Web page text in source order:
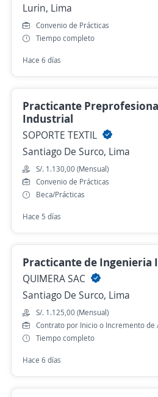
Lurin, Lima
Convenio de Prácticas
Tiempo completo
Hace 6 días
Practicante
Industrial
SOPORTE TEXTIL
Santiago De Surco, Lima
S/. 1.130,00 (Mensual)
Convenio de Prácticas
Beca/Prácticas
Hace 5 días
Practicante de Ingenieria
QUIMERA SAC
Santiago De Surco, Lima
S/. 1.125,00 (Mensual)
Contrato por Inicio o Incremento de
Tiempo completo
Hace 6 días